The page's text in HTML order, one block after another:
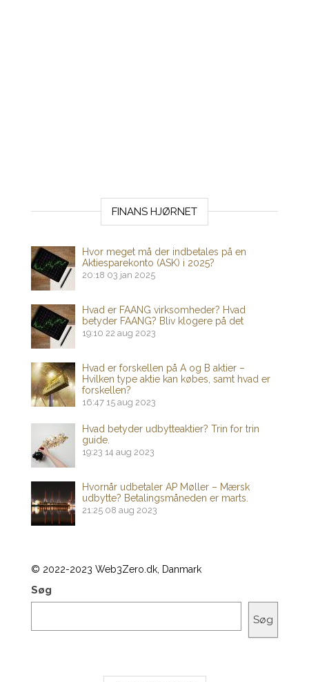
FINANS HJØRNET
Hvor meget må der indbetales på en
Aktiesparekonto (ASK) i 2025?
20:18 03 jan 2025
Hvad er FAANG virksomheder? Hvad
betyder FAANG? Bliv klogere på det
19:10 22 aug 2023
Hvad er forskellen på A og B aktier –
Hvilken type aktie kan købes, samt hvad er
forskellen?
16:47 15 aug 2023
Hvad betyder udbytteaktier? Trin for trin
guide.
19:23 14 aug 2023
Hvornår udbetaler AP Møller – Mærsk
udbytte? Betalingsmåneden er marts.
21:25 08 aug 2023
© 2022-2023 Web3Zero.dk, Danmark
Søg
Søg